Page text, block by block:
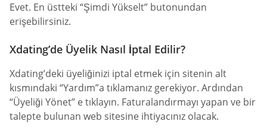
Evet. En üstteki “Şimdi Yükselt” butonundan
erişebilirsiniz.
Xdating’de Üyelik Nasıl İptal Edilir?
Xdating’deki üyeliğinizi iptal etmek için sitenin alt
kısmındaki “Yardım”a tıklamanız gerekiyor. Ardından
“Üyeliği Yönet” e tıklayın. Faturalandırmayı yapan ve bir
talepte bulunan web sitesine ihtiyacınız olacak.